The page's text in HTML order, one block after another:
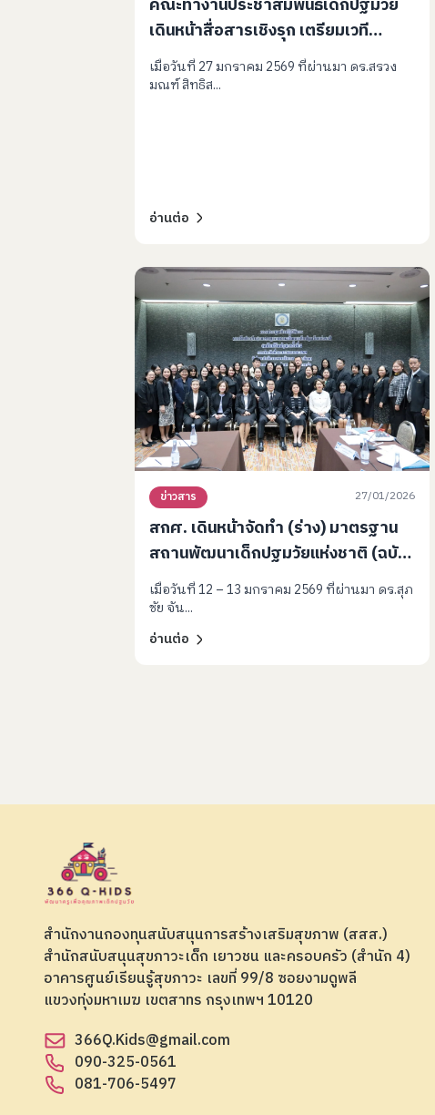
คณะทำงานประชาสัมพันธ์เด็กปฐมวัย
เดินหน้าสื่อสารเชิงรุก เตรียมเวที
Power of Brain ผลักดันนโยบายเด็ก
ปฐมวัยสู่การปฏิบัติในทุกมิติ
เมื่อวันที่ 27 มกราคม 2569 ที่ผ่านมา ดร.สรวง
มณฑ์ สิทธิส...
อ่านต่อ
ข่าวสาร 27/01/2026
สกศ. เดินหน้าจัดทำ (ร่าง) มาตรฐาน
สถานพัฒนาเด็กปฐมวัยแห่งชาติ (ฉบับ
ปรับปรุง) มุ่งยกระดับมาตรฐานการ
ดูแลเด็กเล็กทั่วประเทศ
เมื่อวันที่ 12 – 13 มกราคม 2569 ที่ผ่านมา ดร.สุภ
ชัย จัน...
อ่านต่อ
สำนักงานกองทุนสนับสนุนการสร้างเสริมสุขภาพ (สสส.)
สำนักสนับสนุนสุขภาวะเด็ก เยาวชน และครอบครัว (สำนัก 4)
อาคารศูนย์เรียนรู้สุขภาวะ เลขที่ 99/8 ซอยงามดูพลี
แขวงทุ่งมหาเมฆ เขตสาทร กรุงเทพฯ 10120
366Q.Kids@gmail.com
090-325-0561
081-706-5497